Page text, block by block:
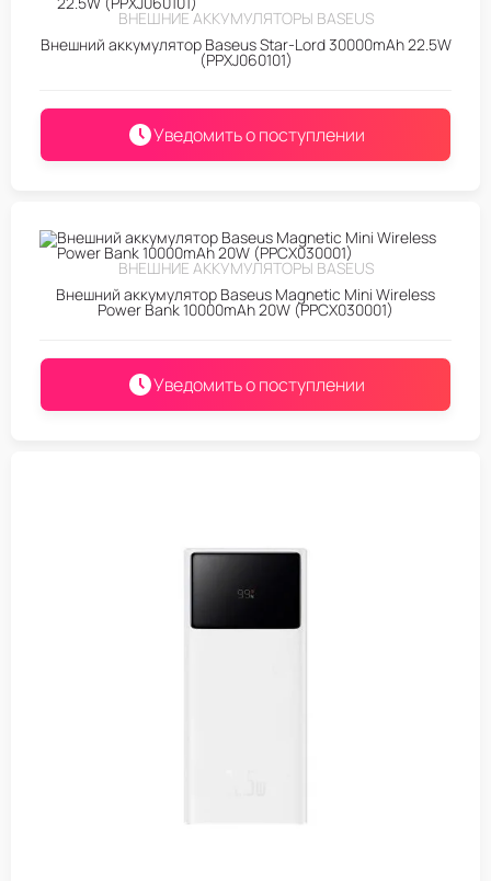
ВНЕШНИЕ АККУМУЛЯТОРЫ BASEUS
Внешний аккумулятор Baseus Star-Lord 30000mAh 22.5W
(PPXJ060101)
Уведомить о поступлении
ВНЕШНИЕ АККУМУЛЯТОРЫ BASEUS
Внешний аккумулятор Baseus Magnetic Mini Wireless
Power Bank 10000mAh 20W (PPCX030001)
Уведомить о поступлении